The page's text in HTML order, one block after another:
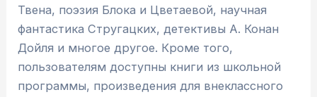
Твена, поэзия Блока и Цветаевой, научная
фантастика Стругацких, детективы А. Конан
Дойля и многое другое. Кроме того,
пользователям доступны книги из школьной
программы, произведения для внеклассного